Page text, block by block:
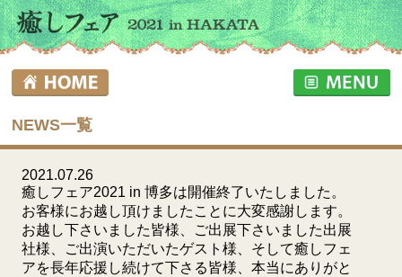
NEWS一覧
2021.07.26
癒しフェア2021 in 博多は開催終了いたしました。
お客様にお越し頂けましたことに大変感謝します。
お越し下さいました皆様、ご出展下さいました出展
社様、ご出演いただいたゲスト様、そして癒しフェ
アを長年応援し続けて下さる皆様、本当にありがと